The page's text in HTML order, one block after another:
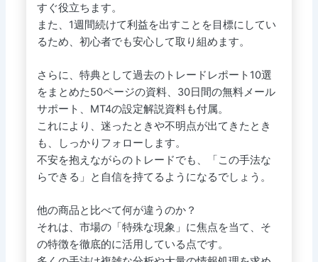
すぐ役立ちます。
また、1週間続けて利益を出すことを目標にしてい
るため、初心者でも安心して取り組めます。
さらに、特典として過去のトレードレポート10選
をまとめた50ページの資料、30日間の無料メール
サポート、MT4の設定解説資料も付属。
これにより、迷ったときや不明点が出てきたとき
も、しっかりフォローします。
不安を抱えながらのトレードでも、「この手法な
らできる」と自信を持てるようになるでしょう。
他の商品と比べて何が違うのか？
それは、市場の「特殊な現象」に焦点を当て、そ
の特徴を徹底的に活用している点です。